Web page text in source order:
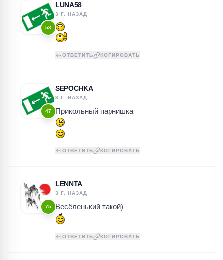
58
LUNA58
3 Г. НАЗАД
ОТВЕТИТЬ КОПИРОВАТЬ
47
SEPOCHKA
3 Г. НАЗАД
Прикольный парнишка
ОТВЕТИТЬ КОПИРОВАТЬ
75
LENNTA
3 Г. НАЗАД
Весёленький такой)
ОТВЕТИТЬ КОПИРОВАТЬ